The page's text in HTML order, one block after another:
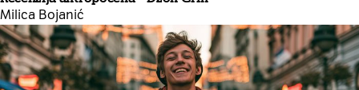
Milica Bojanić